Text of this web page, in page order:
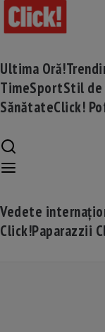
Ultima Oră!
TimeSportStil de
SănătateClick!
Vedete
Click!Paparazzii